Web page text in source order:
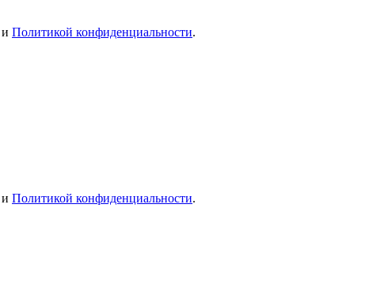
и Политикой конфиденциальности.
и Политикой конфиденциальности.